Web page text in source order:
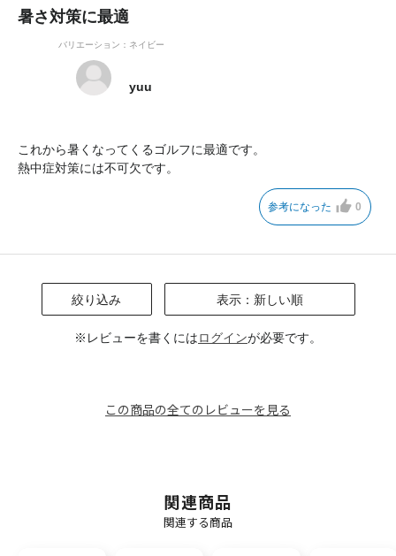
暑さ対策に最適
バリエーション：ネイビー
yuu
これから暑くなってくるゴルフに最適です。
熱中症対策には不可欠です。
参考になった 0
絞り込み 表示：新しい順
※レビューを書くにはログインが必要です。
この商品の全てのレビューを見る
関連商品
関連する商品